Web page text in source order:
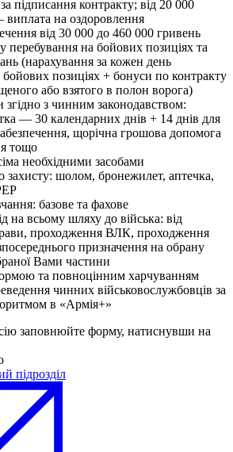
підписання контракту; від 20 000
виплата на оздоровлення
від 30 000 до 460 000 гривень
перебування на бойових позиціях та
(нарахування за кожен день
позиціях + бонуси по контракту
або взятого в полон ворога)
згідно з чинним законодавством:
— 30 календарних днів + 14 днів для
щорічна грошова допомога
тощо
необхідними засобами
захисту: шолом, бронежилет, аптечка,
базове та фахове
на всьому шляху до війська: від
проходження ВЛК, проходження
призначення на обрану
Вами частини
та повноцінним харчуванням
чинних військовослужбовців за
в «Армія+»
заповнюйте форму, натиснувши на
підрозділ